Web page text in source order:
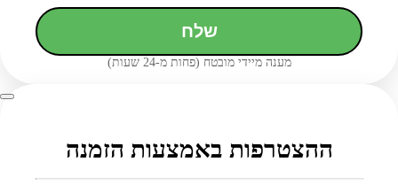
שלח
מענה מיידי מובטח (פחות מ-24 שעות)
ההצטרפות באמצעות הזמנה